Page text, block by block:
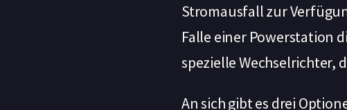
Stromausfall zur
Falle einer Powerstation
spezielle Wechselrichter,
An sich gibt es drei